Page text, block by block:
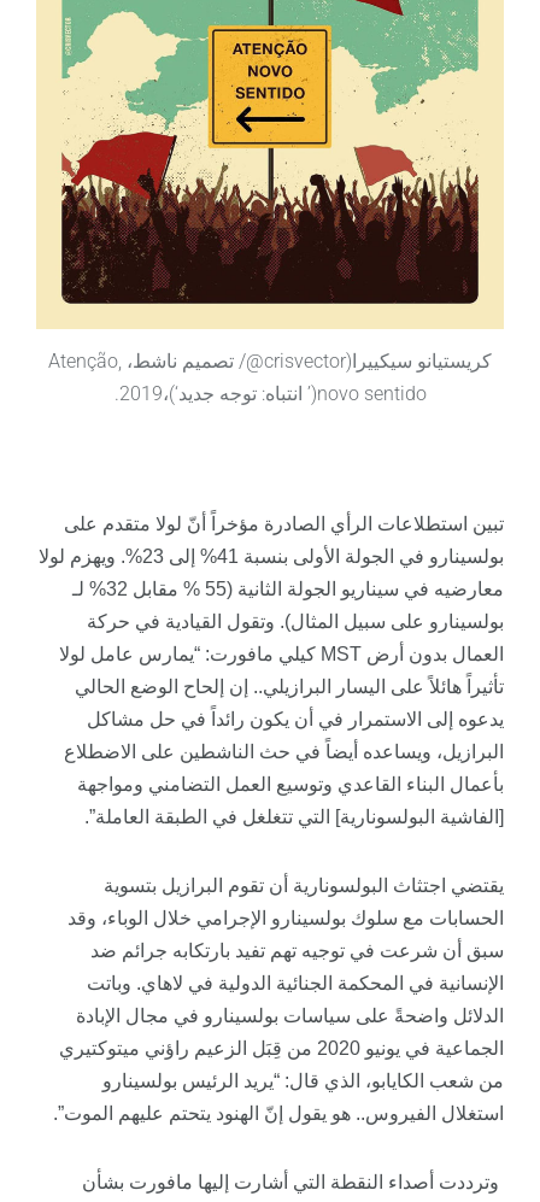
كريستيانو سيكييرا(crisvector@/ تصميم ناشط، Atenção,
novo sentido(’ انتباه: توجه جديد‘)،2019.
تبين استطلاعات الرأي الصادرة مؤخراً أنّ لولا متقدم على
بولسينارو في الجولة الأولى بنسبة 41% إلى 23%. ويهزم لولا
معارضيه في سيناريو الجولة الثانية (55 % مقابل 32% لـ
بولسينارو على سبيل المثال). وتقول القيادية في حركة
العمال بدون أرض MST كيلي مافورت: “يمارس عامل لولا
تأثيراً هائلاً على اليسار البرازيلي.. إن إلحاح الوضع الحالي
يدعوه إلى الاستمرار في أن يكون رائداً في حل مشاكل
البرازيل، ويساعده أيضاً في حث الناشطين على الاضطلاع
بأعمال البناء القاعدي وتوسيع العمل التضامني ومواجهة
[الفاشية البولسونارية] التي تتغلغل في الطبقة العاملة”.
يقتضي اجتثاث البولسونارية أن تقوم البرازيل بتسوية
الحسابات مع سلوك بولسينارو الإجرامي خلال الوباء، وقد
سبق أن شرعت في توجيه تهم تفيد بارتكابه جرائم ضد
الإنسانية في المحكمة الجنائية الدولية في لاهاي. وباتت
الدلائل واضحةً على سياسات بولسينارو في مجال الإبادة
الجماعية في يونيو 2020 من قِبَل الزعيم راؤني ميتوكتيري
من شعب الكايابو، الذي قال: “يريد الرئيس بولسينارو
استغلال الفيروس.. هو يقول إنّ الهنود يتحتم عليهم الموت”.
وترددت أصداء النقطة التي أشارت إليها مافورت بشأن